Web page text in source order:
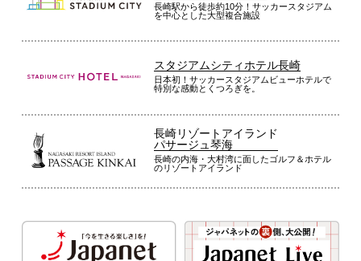
長崎駅から徒歩約10分！サッカースタジアム
を中心とした大型複合施設
スタジアムシティホテル長崎
日本初！サッカースタジアムビューホテルで
特別な感動とくつろぎを。
長崎リゾートアイランド
パサージュ琴海
長崎の内海・大村湾に面したゴルフ＆ホテル
のリゾートアイランド